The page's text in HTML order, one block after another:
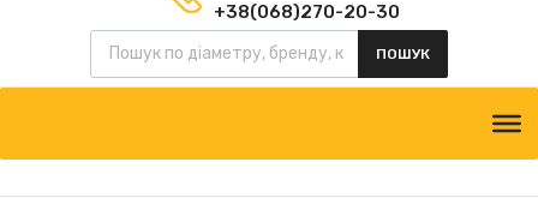
+38(068)270-20-30
+38(095)834-52-75
Пошук товарів
ПОШУК
content